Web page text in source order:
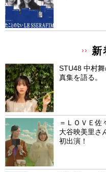
新
STU48 中村
真集を語る。
＝ＬＯＶＥ佐
大谷映美里さ
初出演！